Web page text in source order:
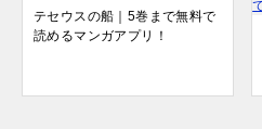
テセウスの船｜5巻まで無料で
読めるマンガアプリ！